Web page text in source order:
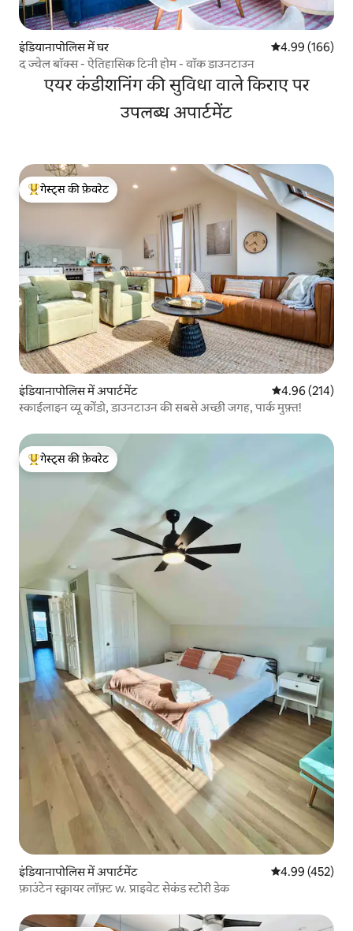
इंडियानापोलिस में घर औसत रेटिंग 5 में से
4.99 (166)
द ज्वेल बॉक्स - ऐतिहासिक टिनी होम - वॉक डाउनटाउन
एयर कंडीशनिंग की सुविधा वाले किराए पर
उपलब्ध अपार्टमेंट
गेस्ट्स का टॉप फ़ेवरेट
गेस्ट्स की फ़ेवरेट
इंडियानापोलिस में अपार्टमेंट औसत रेटिंग 5 में से
4.96 (214)
स्काईलाइन व्यू कोंडो, डाउनटाउन की सबसे अच्छी जगह, पार्क मुफ़्त!
गेस्ट्स का टॉप फ़ेवरेट
गेस्ट्स की फ़ेवरेट
इंडियानापोलिस में अपार्टमेंट औसत रेटिंग 5 में से
4.99 (452)
फ़ाउंटेन स्क्वायर लॉफ़्ट w. प्राइवेट सेकंड स्टोरी डेक